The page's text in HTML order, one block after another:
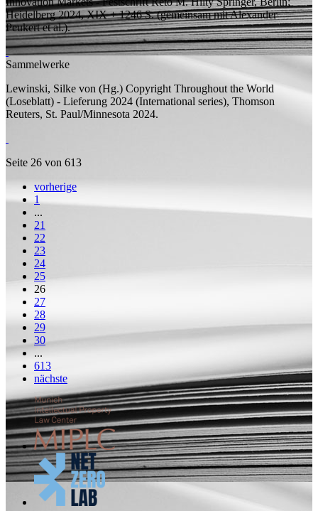
Heidelberg 2024, XIX + 1246S.(gemeinsam mitAlexander
Peukert et al.).
Sammelwerke
Lewinski, Silke von (Hg.) Copyright Throughout the World
(Loseblatt) - Lieferung 2024 (International series), Thomson
Reuters, St. Paul/Minnesota 2024.
Seite 26 von 613
vorherige
1
...
21
22
23
24
25
26
27
28
29
30
...
613
nächste